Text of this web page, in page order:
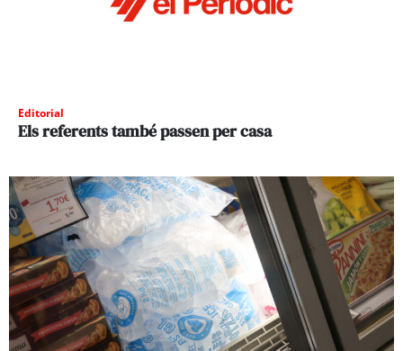
Editorial
Els referents també passen per casa